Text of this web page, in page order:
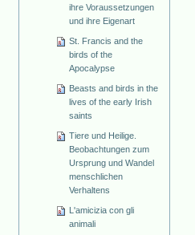
ihre Voraussetzungen
und ihre Eigenart
St. Francis and the
birds of the
Apocalypse
Beasts and birds in the
lives of the early Irish
saints
Tiere und Heilige.
Beobachtungen zum
Ursprung und Wandel
menschlichen
Verhaltens
L'amicizia con gli
animali